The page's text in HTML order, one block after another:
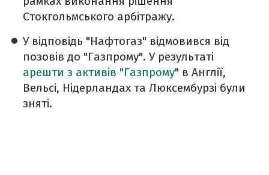
Стокгольмського арбітражу.
У відповідь "Нафтогаз" відмовився від
позовів до "Газпрому". У результаті
арешти з активів "Газпрому" в Англії,
Вельсі, Нідерландах та Люксембурзі були
зняті.